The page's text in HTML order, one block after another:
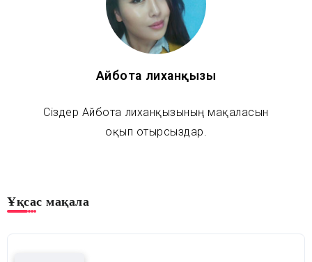
Айбота Әлиханқызы
Сіздер Айбота Әлиханқызының мақаласын
оқып отырсыздар.
Ұқсас мақала